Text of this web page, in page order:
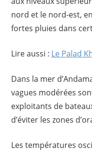
nord et le nord-est,
fortes pluies dans
Lire aussi : Le Palad
Dans la mer
vagues modérées
exploitants de
d’éviter les zones
Les températures